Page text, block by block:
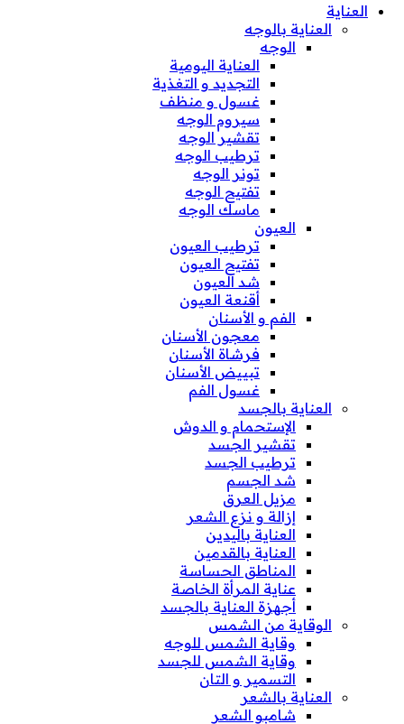
العناية
العناية بالوجه
الوجه
العناية اليومية
التجديد و التغذية
غسول و منظف
سيروم الوجه
تقشير الوجه
ترطيب الوجه
تونر الوجه
تفتيح الوجه
ماسك الوجه
العيون
ترطيب العيون
تفتيح العيون
شد العيون
أقنعة العيون
الفم و الأسنان
معجون الأسنان
فرشاة الأسنان
تبييض الأسنان
غسول الفم
العناية بالجسد
الإستحمام و الدوش
تقشير الجسد
ترطيب الجسد
شد الجسم
مزيل العرق
إزالة و نزع الشعر
العناية باليدين
العناية بالقدمين
المناطق الحساسة
عناية المرأة الخاصة
أجهزة العناية بالجسد
الوقاية من الشمس
وقاية الشمس للوجه
وقاية الشمس للجسد
التسمير و التان
العناية بالشعر
شامبو الشعر